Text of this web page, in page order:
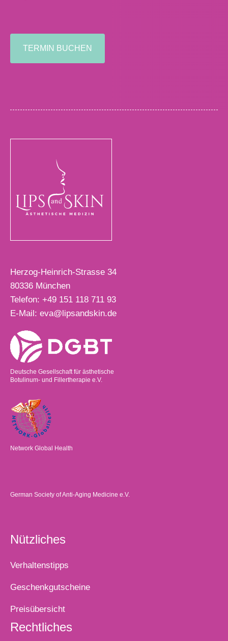
TERMIN BUCHEN
Herzog-Heinrich-Strasse 34
80336 München
Telefon: +49 151 118 711 93
E-Mail: eva@lipsandskin.de
Deutsche Gesellschaft für ästhetische
Botulinum- und Fillertherapie e.V.
Network Global Health
German Society of Anti-Aging Medicine e.V.
Nützliches
Verhaltenstipps
Geschenkgutscheine
Preisübersicht
Rechtliches